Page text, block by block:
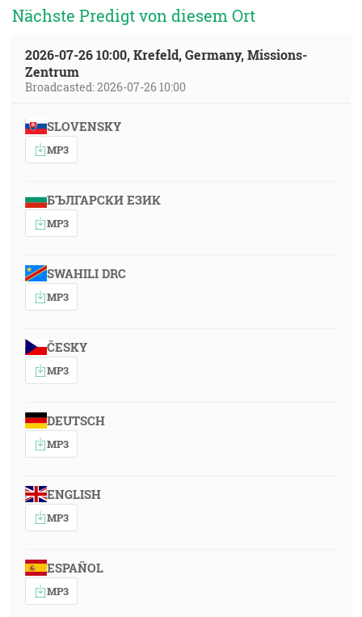
Nächste Predigt von diesem Ort
2026-07-26 10:00, Krefeld, Germany, Missions-
Zentrum
Broadcasted: 2026-07-26 10:00
SLOVENSKY
MP3
БЪЛГАРСКИ ЕЗИК
MP3
SWAHILI DRC
MP3
ČESKY
MP3
DEUTSCH
MP3
ENGLISH
MP3
ESPAÑOL
MP3